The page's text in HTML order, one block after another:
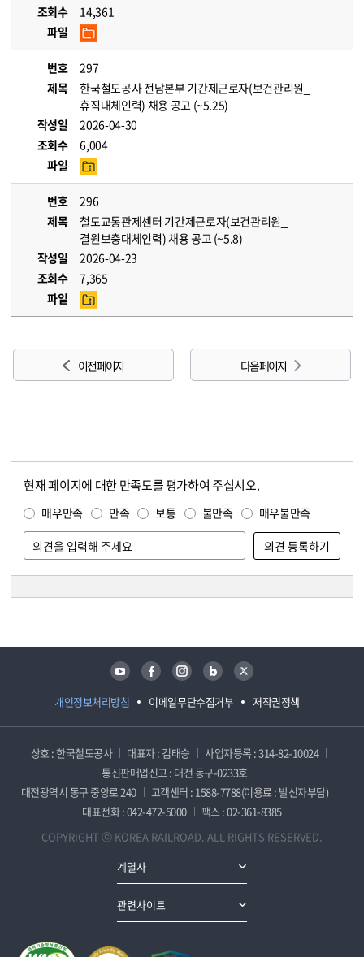
조회수
14,361
파일
번호
297
제목
한국철도공사 전남본부 기간제근로자(보건관리원_
휴직대체인력) 채용 공고 (~5.25)
작성일
2026-04-30
조회수
6,004
파일
번호
296
제목
철도교통관제센터 기간제근로자(보건관리원_
결원보충대체인력) 채용 공고 (~5.8)
작성일
2026-04-23
조회수
7,365
파일
이전 페이지 다음 페이지
현재 페이지에 대한 만족도를 평가하여 주십시오.
매우만족 만족 보통 불만족 매우불만족
개인정보처리방침 이메일무단수집거부 저작권정책
유튜브 페이스북 인스타그램 블로그 트위터
상호 : 한국철도공사 대표자 : 김태승
사업자등록 : 314-82-10024
통신판매업신고 : 대전 동구-0233호
대전광역시 동구 중앙로 240
고객센터 : 1588-7788(이용료 : 발신자부담)
대표전화 : 042-472-5000
팩스 : 02-361-8385
COPYRIGHT ⓒ KOREA RAILROAD. ALL RIGHTS RESERVED.
계열사
관련사이트